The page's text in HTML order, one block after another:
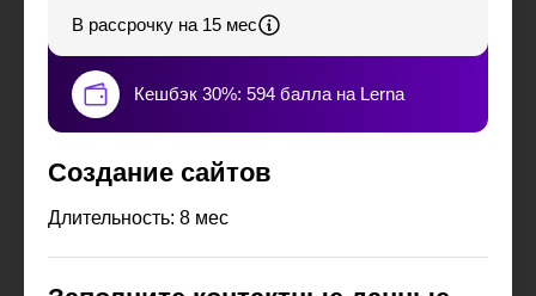
В рассрочку на 15 мес
Кешбэк 30%: 594 балла на Lerna
Создание сайтов
Длительность: 8 мес